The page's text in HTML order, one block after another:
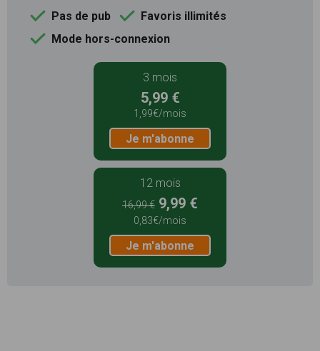
Pas de pub
Favoris illimités
Mode hors-connexion
3 mois
5,99 €
1,99€/mois
Je m'abonne
12 mois
16,99 € 9,99 €
0,83€/mois
Je m'abonne